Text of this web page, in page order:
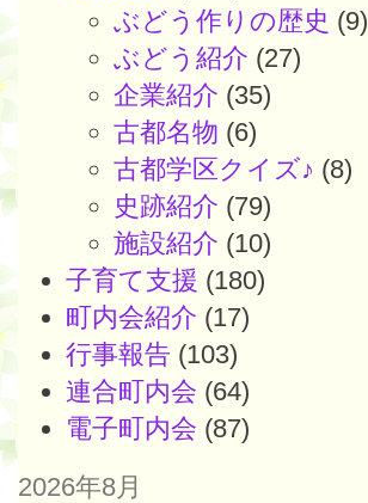
ぶどう作りの歴史 (9)
ぶどう紹介 (27)
企業紹介 (35)
古都名物 (6)
古都学区クイズ♪ (8)
史跡紹介 (79)
施設紹介 (10)
子育て支援 (180)
町内会紹介 (17)
行事報告 (103)
連合町内会 (64)
電子町内会 (87)
2026年8月